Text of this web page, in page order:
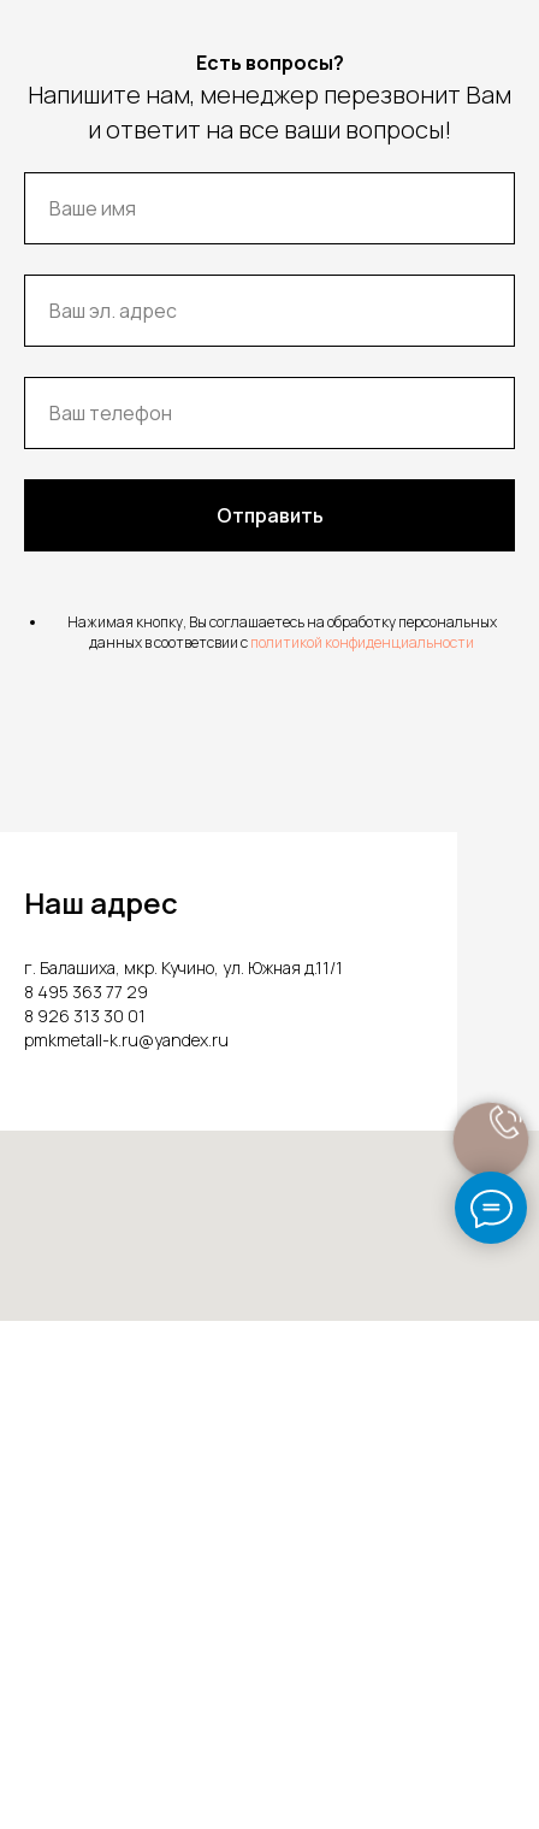
Есть вопросы?
Напишите нам, менеджер перезвонит Вам
и ответит на все ваши вопросы!
Отправить
Нажимая кнопку, Вы соглашаетесь на обработку персональных
данных в соответсвии сполитикой конфиденциальности
Наш адрес
г. Балашиха, мкр. Кучино, ул. Южная д.11/1
8 495 363 77 29
8 926 313 30 01
pmkmetall-k.ru@yandex.ru